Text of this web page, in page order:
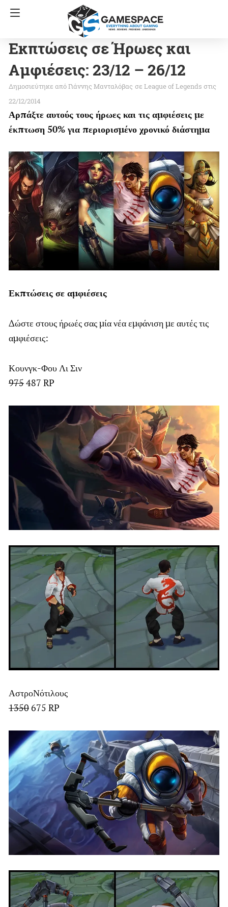
Εκπτώσεις σε Ήρωες και
Αμφιέσεις: 23/12 – 26/12
Γιάννης Μανταλόβας σε League of Legends στις
22/12/2014
Αρπάξτε αυτούς τους ήρωες και τις αμφιέσεις με
έκπτωση 50% για περιορισμένο χρονικό διάστημα
Εκπτώσεις σε αμφιέσεις
Δώστε στους ήρωές σας μία νέα εμφάνιση με αυτές τις
αμφιέσεις:
Κουνγκ-Φου Λι Σιν
975487 RP
ΑστροΝότιλους
1350675 RP